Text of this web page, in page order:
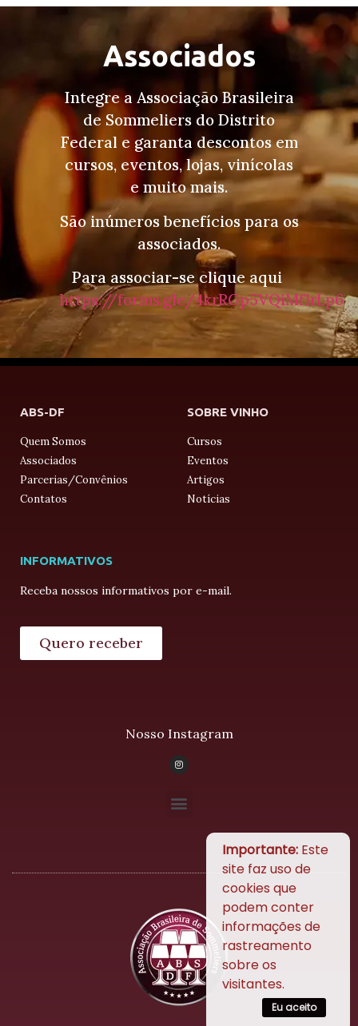
Associados
Integre a Associação Brasileira
de Sommeliers do Distrito
Federal e garanta descontos em
cursos, eventos, lojas, vinícolas
e muito mais.
São inúmeros benefícios para os
associados.
Para associar-se clique aqui
https://forms.gle/4krRGp5VQiMf1rLp6
ABS-DF
Quem Somos
Associados
Parcerias/Convênios
Contatos
SOBRE VINHO
Cursos
Eventos
Artigos
Notícias
INFORMATIVOS
Receba nossos informativos por e-mail.
Quero receber
Nosso Instagram
Importante: Este
site faz uso de
cookies que
podem conter
informações de
rastreamento
sobre os
visitantes.
Eu aceito